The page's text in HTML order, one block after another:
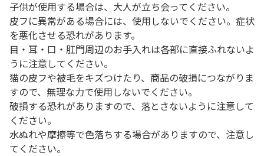
子供が使用する場合は、大人が立ち会ってください。
皮フに異常がある場合には、使用しないでください。症状
を悪化させる恐れがあります。
目・耳・口・肛門周辺のお手入れは各部に直接ふれないよ
うに注意してください。
猫の皮フや被毛をキズつけたり、商品の破損につながりま
すので、無理な力で使用しないでください。
破損する恐れがありますので、落とさないように注意して
ください。
水ぬれや摩擦等で色落ちする場合がありますので、注意し
てください。